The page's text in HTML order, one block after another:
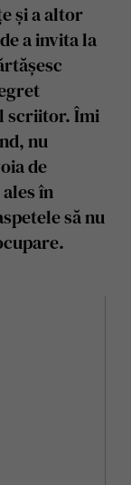
și a altor
a invita la
scriitor. Îmi
nu
de
în
să nu